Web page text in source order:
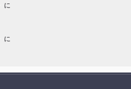
に
に